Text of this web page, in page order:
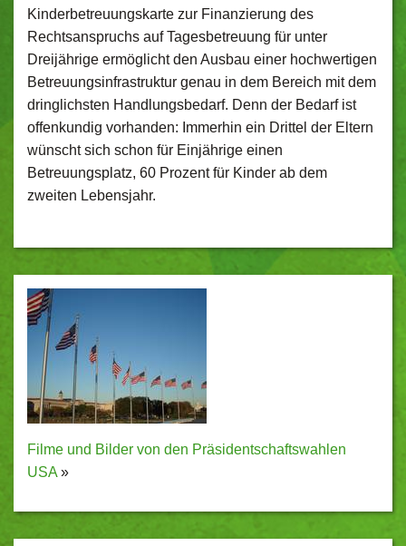
Kinderbetreuungskarte zur Finanzierung des
Rechtsanspruchs auf Tagesbetreuung für unter
Dreijährige ermöglicht den Ausbau einer hochwertigen
Betreuungsinfrastruktur genau in dem Bereich mit dem
dringlichsten Handlungsbedarf. Denn der Bedarf ist
offenkundig vorhanden: Immerhin ein Drittel der Eltern
wünscht sich schon für Einjährige einen
Betreuungsplatz, 60 Prozent für Kinder ab dem
zweiten Lebensjahr.
Filme und Bilder von den Präsidentschaftswahlen
USA »